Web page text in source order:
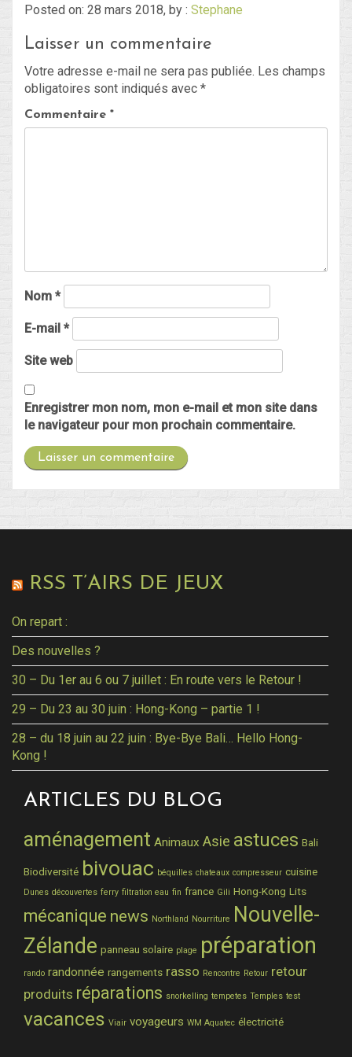
Blog
Non classé
Connexion
Posted on: 28 mars 2018, by : Stephane
Laisser un commentaire
Votre adresse e-mail ne sera pas publiée. Les champs
obligatoires sont indiqués avec *
Commentaire *
Nom *
E-mail *
Site web
Enregistrer mon nom, mon e-mail et mon site dans
le navigateur pour mon prochain commentaire.
RSS T’AIRS DE JEUX
On repart :
Des nouvelles ?
30 – Du 1er au 6 ou 7 juillet : En route vers le Retour !
29 – Du 23 au 30 juin : Hong-Kong – partie 1 !
28 – du 18 juin au 22 juin : Bye-Bye Bali… Hello Hong-
Kong !
ARTICLES DU BLOG
aménagement Animaux Asie astuces Bali
Biodiversité bivouac béquilles chateaux compresseur cuisine
Dunes découvertes ferry filtration eau fin france Gili Hong-Kong Lits
mécanique news Northland Nourriture Nouvelle-
Zélande panneau solaire plage préparation
rando randonnée rangements rasso Rencontre Retour retour
produits réparations snorkelling tempetes Temples test
vacances Viair voyageurs WM Aquatec électricité